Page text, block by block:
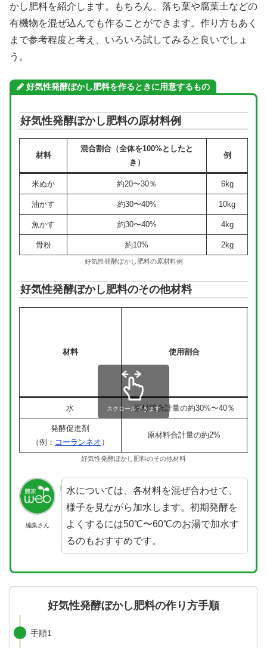
かし肥料を紹介します。もちろん、落ち葉や腐葉土などの
有機物を混ぜ込んでも作ることができます。作り方もあく
まで参考程度と考え、いろいろ試してみると良いでしょ
う。
好気性発酵ぼかし肥料を作るときに用意するもの
好気性発酵ぼかし肥料の原材料例
材料
混合割合（全体を100%としたと
き）
例
米ぬか 約20〜30％ 6kg
油かす 約30〜40% 10kg
魚かす 約30〜40% 4kg
骨粉 約10% 2kg
好気性発酵ぼかし肥料の原材料例
好気性発酵ぼかし肥料のその他材料
材料 使用割合
水 原材料合計量の約30%〜40％
発酵促進剤
（例： コーランネオ ）
原材料合計量の約2%
スクロールできます
好気性発酵ぼかし肥料のその他材料
編集さん
水については、各材料を混ぜ合わせて、
様子を見ながら加水します。初期発酵を
よくするには50℃〜60℃のお湯で加水す
るのもおすすめです。
好気性発酵ぼかし肥料の作り方手順
手順1